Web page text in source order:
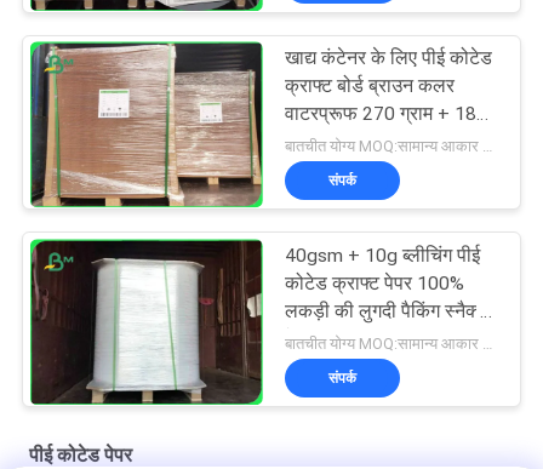
खाद्य कंटेनर के लिए पीई कोटेड
क्राफ्ट बोर्ड ब्राउन कलर
वाटरप्रूफ 270 ग्राम + 18
ग्राम
बातचीत योग्य MOQ:सामान्य आकार के लिए 1 टन और विशेष आकार के लिए 10 टन
संपर्क
40gsm + 10g ब्लीचिंग पीई
कोटेड क्राफ्ट पेपर 100%
लकड़ी की लुगदी पैकिंग स्नैक्स
के लिए
बातचीत योग्य MOQ:सामान्य आकार के लिए 1 टन और विशेष आकार के लिए 10 टन
संपर्क
पीई कोटेड पेपर